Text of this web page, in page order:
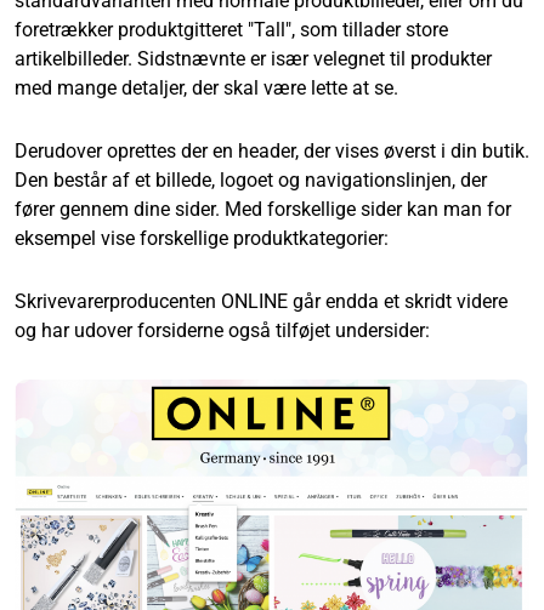
foretrækker produktgitteret "Tall", som tillader store
artikelbilleder. Sidstnævnte er især velegnet til produkter
med mange detaljer, der skal være lette at se.
Derudover oprettes der en header, der vises øverst i din butik.
Den består af et billede, logoet og navigationslinjen, der
fører gennem dine sider. Med forskellige sider kan man for
eksempel vise forskellige produktkategorier:
Skrivevarerproducenten ONLINE går endda et skridt videre
og har udover forsiderne også tilføjet undersider: